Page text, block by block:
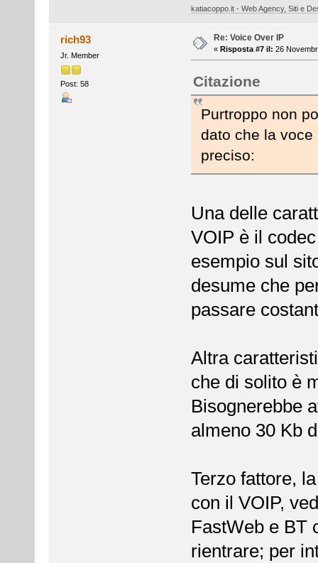
katiacoppo.it - Web Agency, Siti e
rich93
Jr. Member
Post: 58
Re: Voice Over IP
« Risposta #7 il: 26
Citazione
Purtroppo non
dato che la
preciso:
Una delle
VOIP è il
esempio sul
desume che
passare
Altra
che di solito è
Bisognerebbe
almeno 30 Kb
Terzo fattore,
con il VOIP,
FastWeb e BT
rientrare; per